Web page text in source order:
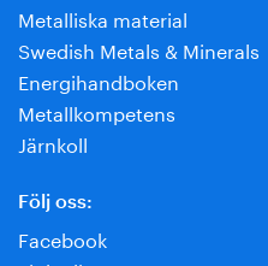
Metalliska material
Swedish Metals & Minerals
Energihandboken
Metallkompetens
Järnkoll
Följ oss:
Facebook